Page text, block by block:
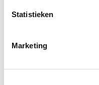
Statistieken
Marketing